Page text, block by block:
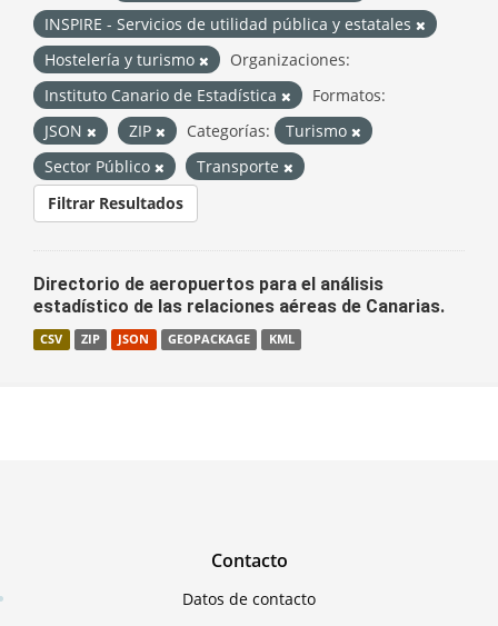
INSPIRE - Servicios de utilidad pública y estatales
Hostelería y turismo
Organizaciones:
Instituto Canario de Estadística
Formatos:
JSON
ZIP Categorías:
Turismo
Sector Público
Transporte
Filtrar Resultados
Directorio de aeropuertos para el análisis
estadístico de las relaciones aéreas de Canarias.
CSV ZIP JSON GEOPACKAGE KML
Contacto
Datos de contacto